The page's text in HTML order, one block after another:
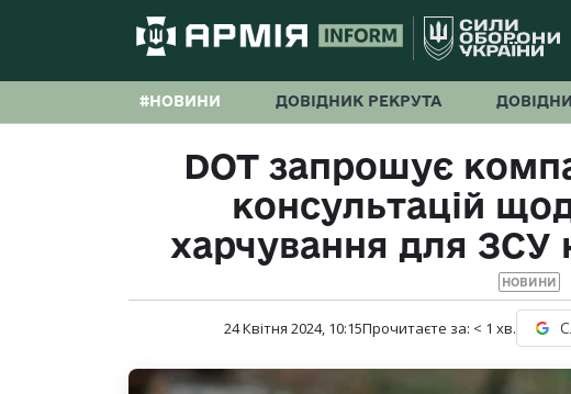
#НОВИНИ ДОВІДНИК РЕКРУТА
DOT запрошує
консультацій
харчування для ЗСУ
НОВИНИ
24 Квітня 2024, 10:15Прочитаєте за: < 1 хв.